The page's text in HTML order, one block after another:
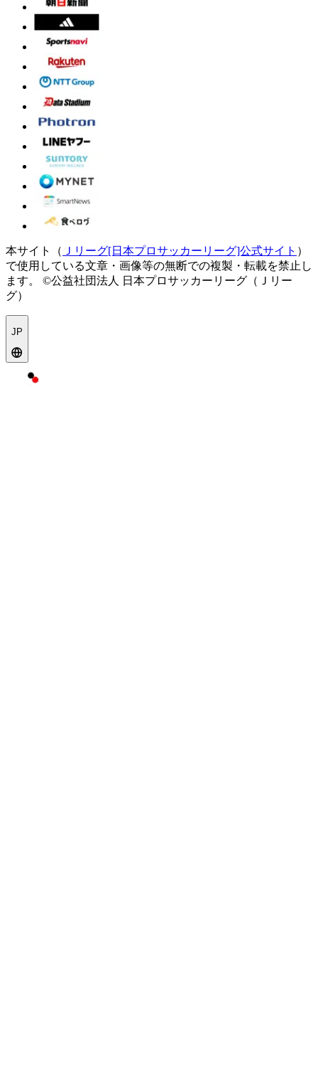
本サイト（ Ｊリーグ[日本プロサッカーリーグ]公式サイト ）
で使用している文章・画像等の無断での複製・転載を禁止し
ます。
©公益社団法人 日本プロサッカーリーグ（Ｊリー
グ）
JP